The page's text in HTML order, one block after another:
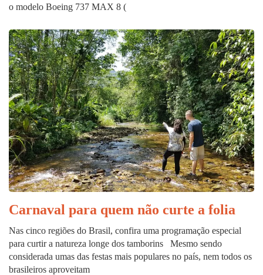
o modelo Boeing 737 MAX 8 (
Carnaval para quem não curte a folia
Nas cinco regiões do Brasil, confira uma programação especial
para curtir a natureza longe dos tamborins Mesmo sendo
considerada umas das festas mais populares no país, nem todos os
brasileiros aproveitam